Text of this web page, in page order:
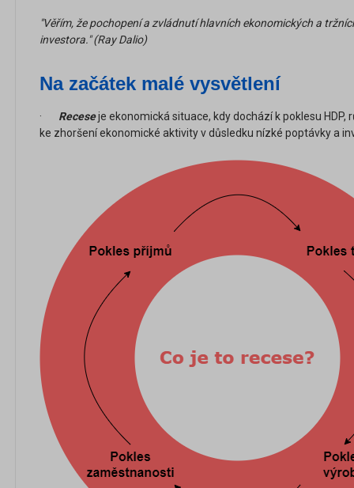
"Věřím, že pochopení a zvládnutí hlavních ekonomických a
investora." (Ray Dalio)
Na začátek malé vysvětlení
· Receseje ekonomická situace, kdy dochází k poklesu
ke zhoršení ekonomické aktivity v důsledku nízké poptávky a